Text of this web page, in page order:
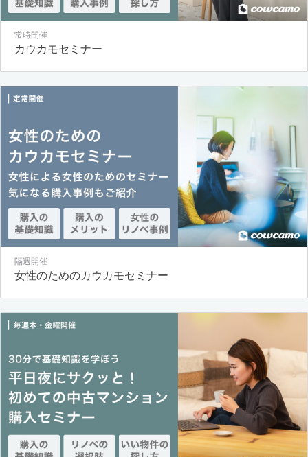
常時開催
カウカモセミナー
隔週開催
女性のためのカウカモセミナー